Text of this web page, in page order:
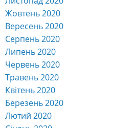
Жовтень 2021
Вересень 2021
Серпень 2021
Липень 2021
Червень 2021
Травень 2021
Квітень 2021
Березень 2021
Лютий 2021
Січень 2021